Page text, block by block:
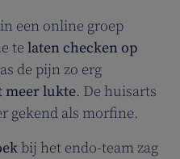
een online groep
te laten checken op
de pijn zo erg
meer lukte. De huisarts
gekend als morfine.
bij het endo-team zag